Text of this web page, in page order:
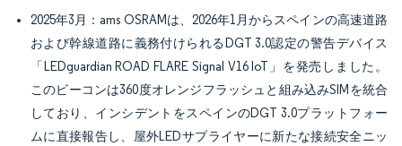
2025年3月：ams OSRAMは、2026年1月からスペインの高速道路
および幹線道路に義務付けられるDGT 3.0認定の警告デバイス
「LEDguardian ROAD FLARE Signal V16 IoT」を発売しました。
このビーコンは360度オレンジフラッシュと組み込みSIMを統合
しており、インシデントをスペインのDGT 3.0プラットフォー
ムに直接報告し、屋外LEDサプライヤーに新たな接続安全ニッ